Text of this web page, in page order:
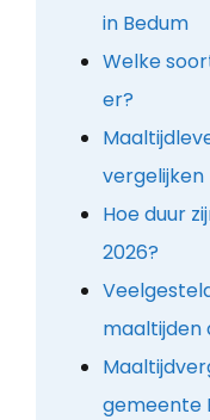
in Bedum
Welke
er?
vergelijken
Hoe duur
2026?
maaltijden
gemeente